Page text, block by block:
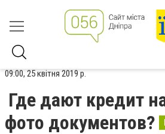
09:00, 25 квітня 2019 р.
Где дают кредит
фото документов?